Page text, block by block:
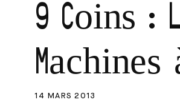
9 Coins :
Machines
14 MARS 2013